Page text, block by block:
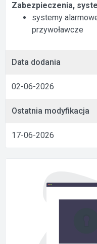
Zabezpieczenia,
systemy
przywoławcze
Data dodania
02-06-2026
Ostatnia modyfikacja
17-06-2026